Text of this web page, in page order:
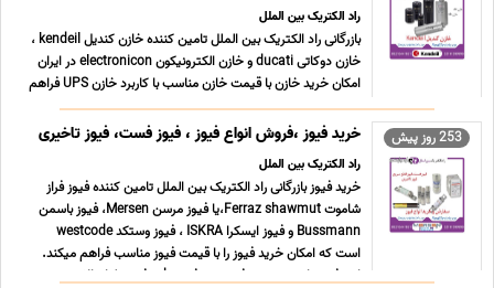
راد الکتریک بین الملل
بازرگانی راد الکتریک بین الملل تامین کننده خازن کندیل kendeil ،
خازن دوکاتی ducati و خازن الکترونیکون electronicon در ایران
امکان خرید خازن با قیمت خازن مناسب با کاربرد خازن UPS فراهم
میکند. این شرکت انواع خازن را در مدل خازن ac، خازن dc، خازن
صنعتی،خازن قدرت، خازن کوره القایی ، ... ...
253 روز پیش خرید فیوز ،فروش انواع فیوز ، فیوز فست، فیوز تاخیری
راد الکتریک بین الملل
خرید فیوز بازرگانی راد الکتریک بین الملل تامین کننده فیوز فراز
شاموت Ferraz shawmut،یا فیوز مرسن Mersen، فیوز باسمن
Bussmann و فیوز ایسکرا ISKRA ، فیوز وستکد westcode
است که امکان خرید فیوز را با قیمت فیوز مناسب فراهم میکند.
این فیوزها به دودسته فیوز ac، فیوز dc ، فیوز ولتاژ بالا ... ...